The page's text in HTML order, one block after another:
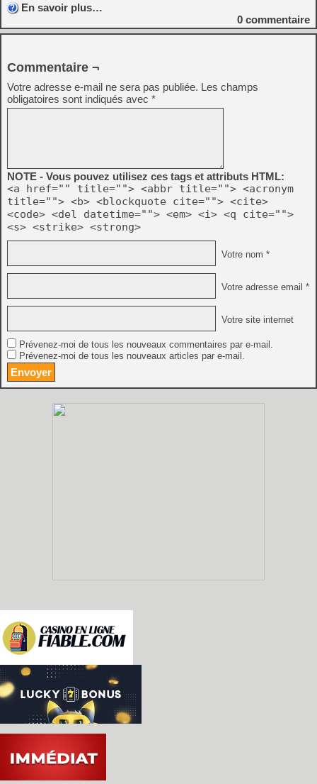
En savoir plus…
0 commentaire
Commentaire ¬
Votre adresse e-mail ne sera pas publiée. Les champs
obligatoires sont indiqués avec *
NOTE - Vous pouvez utilisez ces tags et attributs HTML:
<a href="" title=""> <abbr title=""> <acronym
title=""> <b> <blockquote cite=""> <cite>
<code> <del datetime=""> <em> <i> <q cite="">
<s> <strike> <strong>
Votre nom *
Votre adresse email *
Votre site internet
Prévenez-moi de tous les nouveaux commentaires par e-mail.
Prévenez-moi de tous les nouveaux articles par e-mail.